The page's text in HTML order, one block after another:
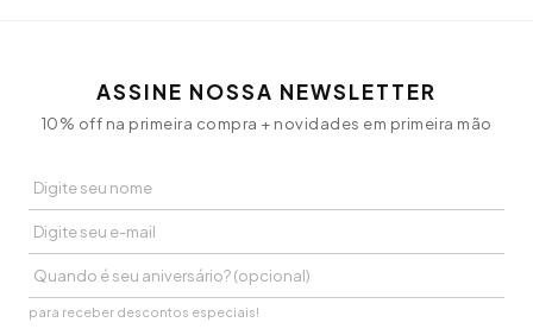
ASSINE NOSSA NEWSLETTER
10% off na primeira compra + novidades em primeira mão
para receber descontos especiais!